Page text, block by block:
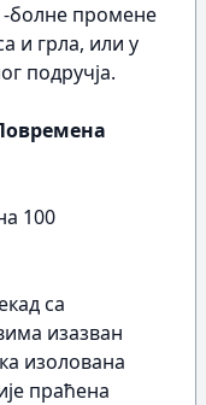
-болне промене
и грла, или у
подручја.
100
са
изазван
изолована
праћена